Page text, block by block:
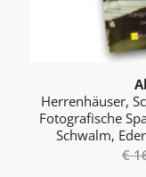
Herrenhäuser,
Foto­grafische
Schwalm,
€